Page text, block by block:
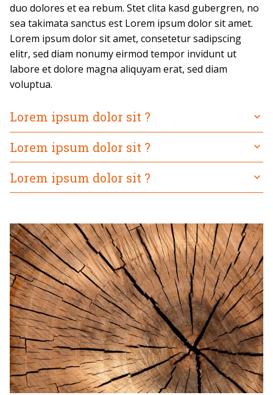
duo dolores et ea rebum. Stet clita kasd gubergren, no
sea takimata sanctus est Lorem ipsum dolor sit amet.
Lorem ipsum dolor sit amet, consetetur sadipscing
elitr, sed diam nonumy eirmod tempor invidunt ut
labore et dolore magna aliquyam erat, sed diam
voluptua.
Lorem ipsum dolor sit ?
Lorem ipsum dolor sit ?
Lorem ipsum dolor sit ?
Lorem ipsum dolor sit